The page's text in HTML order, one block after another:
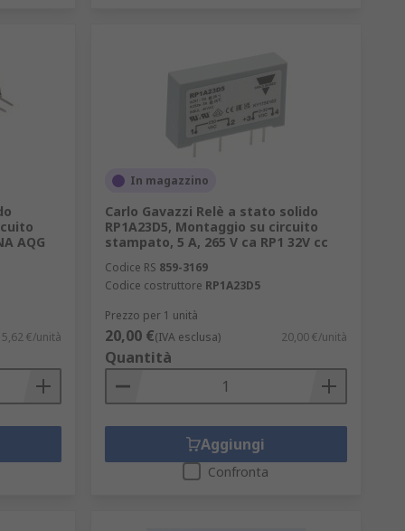
AQG
5,62 €/unità
In magazzino
Carlo Gavazzi Relè a stato solido
RP1A23D5, Montaggio su circuito
stampato, 5 A, 265 V ca RP1 32V cc
Codice RS 859-3169
Codice costruttore RP1A23D5
Prezzo per 1 unità
20,00 €(IVA esclusa) 20,00 €/unità
Quantità
Aggiungi
Confronta